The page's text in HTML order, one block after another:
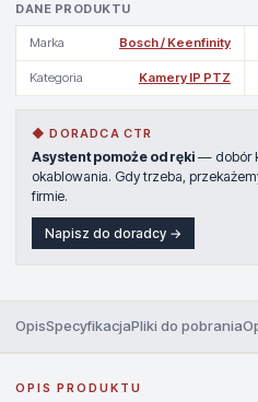
DANE PRODUKTU
Marka Bosch / Keenfinity
Kategoria Kamery IP PTZ
◆ DORADCA CTR
Asystent pomoże od ręki — dobór
okablowania. Gdy trzeba,
firmie.
Napisz do doradcy →
OpisSpecyfikacjaPliki do pobrania
OPIS PRODUKTU